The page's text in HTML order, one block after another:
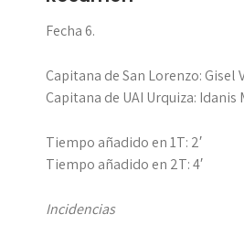
Fecha 6.
Capitana de San Lorenzo: Gisel
Capitana de UAI Urquiza: Idanis
Tiempo añadido en 1T: 2′
Tiempo añadido en 2T: 4′
Incidencias